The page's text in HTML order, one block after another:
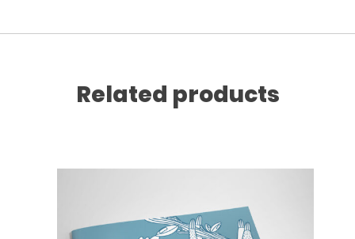
Related products